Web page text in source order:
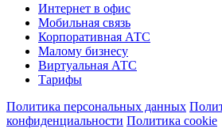
Интернет в офис
Мобильная связь
Корпоративная АТС
Малому бизнесу
Виртуальная АТС
Тарифы
Политика персональных данных
конфиденциальности Политика cookie